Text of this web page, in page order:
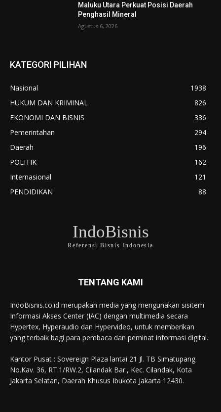
Maluku Utara Perkuat Posisi Daerah
Penghasil Mineral
Agustus 6, 2026
KATEGORI PILIHAN
Nasional
1938
HUKUM DAN KRIMINAL
826
EKONOMI DAN BISNIS
336
Pemerintahan
294
Daerah
196
POLITIK
162
Internasional
121
PENDIDIKAN
88
IndoBisnis
Referensi Bisnis Indonesia
TENTANG KAMI
IndoBisnis.co.id merupakan media yang mengunakan sisitem
Informasi Akses Center (IAC) dengan multimedia secara
Hypertex, Hyperaudio dan Hypervideo, untuk memberikan
yang terbaik bagi para pembaca dan peminat informasi digital.
Kantor Pusat : Sovereign Plaza lantai 21 Jl. TB Simatupang
No.Kav. 36, RT.1/RW.2, Cilandak Bar., Kec. Cilandak, Kota
Jakarta Selatan, Daerah Khusus Ibukota Jakarta 12430.